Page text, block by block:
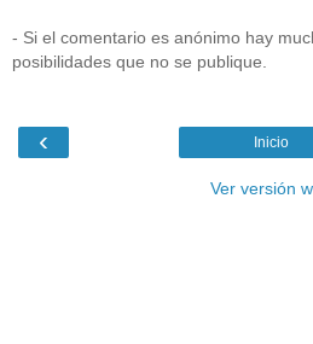
- Si el comentario es anónimo hay
posibilidades que no se publique.
‹ Inicio
Ver versión